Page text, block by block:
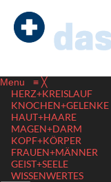
Menu ≡ ╳
HERZ+KREISLAUF
KNOCHEN+GELENKE
HAUT+HAARE
MAGEN+DARM
KOPF+KÖRPER
FRAUEN+MÄNNER
GEIST+SEELE
WISSENWERTES